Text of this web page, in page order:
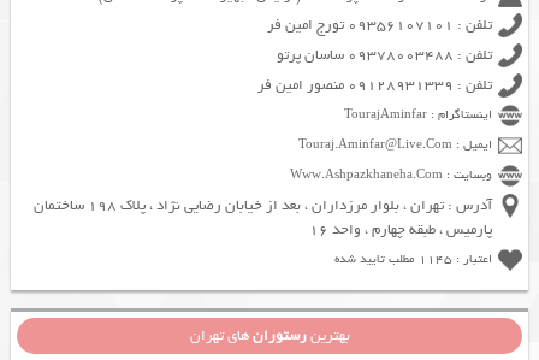
تلفن : 09356107101 تورج امین فر
تلفن : 09378003488 ساسان پرتو
تلفن : 09128931339 منصور امین فر
اینستاگرام : TourajAminfar
ایمیل : Touraj.Aminfar@Live.Com
وبسایت : Www.Ashpazkhaneha.Com
آدرس : تهران ، بلوار مرزداران ، بعد از خیابان رضایی نژاد ، پلاک 198 ساختمان
پارمیس ، طبقه چهارم ، واحد 16
اعتبار : 1145 مطلب تایید شده
بهترینرستورانهای تهران